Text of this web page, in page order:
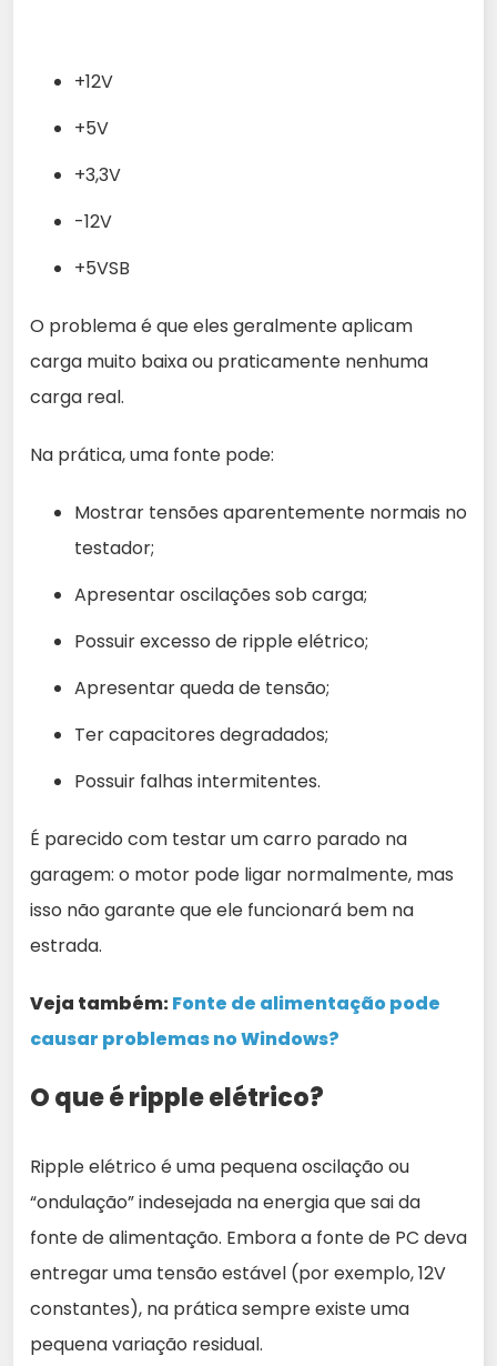
+12V
+5V
+3,3V
-12V
+5VSB
O problema é que eles geralmente aplicam
carga muito baixa ou praticamente nenhuma
carga real.
Na prática, uma fonte pode:
Mostrar tensões aparentemente normais no
testador;
Apresentar oscilações sob carga;
Possuir excesso de ripple elétrico;
Apresentar queda de tensão;
Ter capacitores degradados;
Possuir falhas intermitentes.
É parecido com testar um carro parado na
garagem: o motor pode ligar normalmente, mas
isso não garante que ele funcionará bem na
estrada.
Veja também:Fonte de alimentação pode
causar problemas no Windows?
O que é ripple elétrico?
Ripple elétrico é uma pequena oscilação ou
“ondulação” indesejada na energia que sai da
fonte de alimentação. Embora a fonte de PC deva
entregar uma tensão estável (por exemplo, 12V
constantes), na prática sempre existe uma
pequena variação residual.